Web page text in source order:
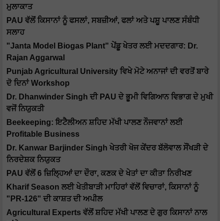
ਮੁਲਾਕਾਤ
PAU ਵੱਲੋਂ ਕਿਸਾਨਾਂ ਨੂੰ ਫਸਲਾਂ, ਸਬਜ਼ੀਆਂ, ਫਲਾਂ ਅਤੇ ਪਸ਼ੂ ਪਾਲਣ ਸੰਬੰਧੀ
ਸਲਾਹ
"Janta Model Biogas Plant" ਪੇਂਡੂ ਖੇਤਰ ਲਈ ਮਦਦਗਾਰ: Dr.
Rajan Aggarwal
Punjab Agricultural University ਵਿਖੇ ਮੋਟੇ ਅਨਾਜਾਂ ਦੀ ਵਰਤੋਂ ਬਾਰੇ
ਦੋ ਦਿਨਾਂ Workshop
Dr. Dhanwinder Singh ਦੀ PAU ਦੇ ਭੂਮੀ ਵਿਗਿਆਨ ਵਿਭਾਗ ਦੇ ਮੁਖੀ
ਵਜੋਂ ਨਿਯੁਕਤੀ
Beekeeping: ਇਟੈਲੀਅਨ ਸ਼ਹਿਦ ਮੱਖੀ ਪਾਲਣ ਨੌਜਵਾਨਾਂ ਲਈ
Profitable Business
Dr. Kanwar Barjinder Singh ਖੇਤਰੀ ਖੋਜ ਕੇਂਦਰ ਬੱਲੋਵਾਲ ਸੌਂਖੜੀ ਦੇ
ਨਿਰਦੇਸ਼ਕ ਨਿਯੁਕਤ
PAU ਵੱਲੋਂ 6 ਜ਼ਿਲ੍ਹਿਆਂ ਦਾ ਦੌਰਾ, ਕਣਕ ਦੇ ਖੇਤਾਂ ਦਾ ਕੀਤਾ ਨਿਰੀਖਣ
Kharif Season ਲਈ ਖੇਤੀਬਾੜੀ ਮਾਹਿਰਾਂ ਵੱਲੋਂ ਵਿਚਾਰਾਂ, ਕਿਸਾਨਾਂ ਨੂੰ
"PR-126" ਦੀ ਕਾਸ਼ਤ ਦੀ ਅਪੀਲ
Agricultural Experts ਵੱਲੋਂ ਸ਼ਹਿਦ ਮੱਖੀ ਪਾਲਣ ਦੇ ਗੁਰ ਕਿਸਾਨਾਂ ਨਾਲ